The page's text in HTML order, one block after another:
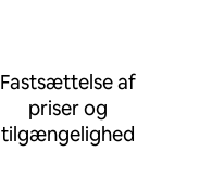
Fastsættelse af
priser og
tilgængelighed